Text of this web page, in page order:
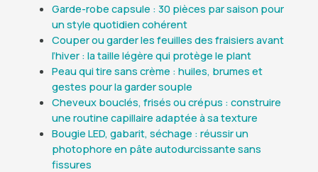
Garde-robe capsule : 30 pièces par saison pour
un style quotidien cohérent
Couper ou garder les feuilles des fraisiers avant
l’hiver : la taille légère qui protège le plant
Peau qui tire sans crème : huiles, brumes et
gestes pour la garder souple
Cheveux bouclés, frisés ou crépus : construire
une routine capillaire adaptée à sa texture
Bougie LED, gabarit, séchage : réussir un
photophore en pâte autodurcissante sans
fissures